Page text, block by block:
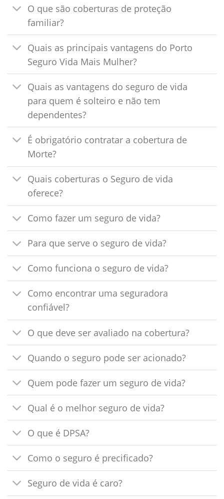
O que são coberturas de proteção
familiar?
Quais as principais vantagens do Porto
Seguro Vida Mais Mulher?
Quais as vantagens do seguro de vida
para quem é solteiro e não tem
dependentes?
É obrigatório contratar a cobertura de
Morte?
Quais coberturas o Seguro de vida
oferece?
Como fazer um seguro de vida?
Para que serve o seguro de vida?
Como funciona o seguro de vida?
Como encontrar uma seguradora
confiável?
O que deve ser avaliado na cobertura?
Quando o seguro pode ser acionado?
Quem pode fazer um seguro de vida?
Qual é o melhor seguro de vida?
O que é DPSA?
Como o seguro é precificado?
Seguro de vida é caro?